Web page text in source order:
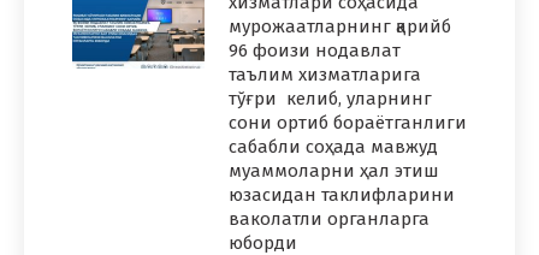
мурожаатларнинг қарийб
96 фоизи нодавлат
таълим хизматларига
тўғри келиб, уларнинг
сони ортиб бораётганлиги
сабабли соҳада мавжуд
муаммоларни ҳал этиш
юзасидан таклифларини
ваколатли органларга
юборди